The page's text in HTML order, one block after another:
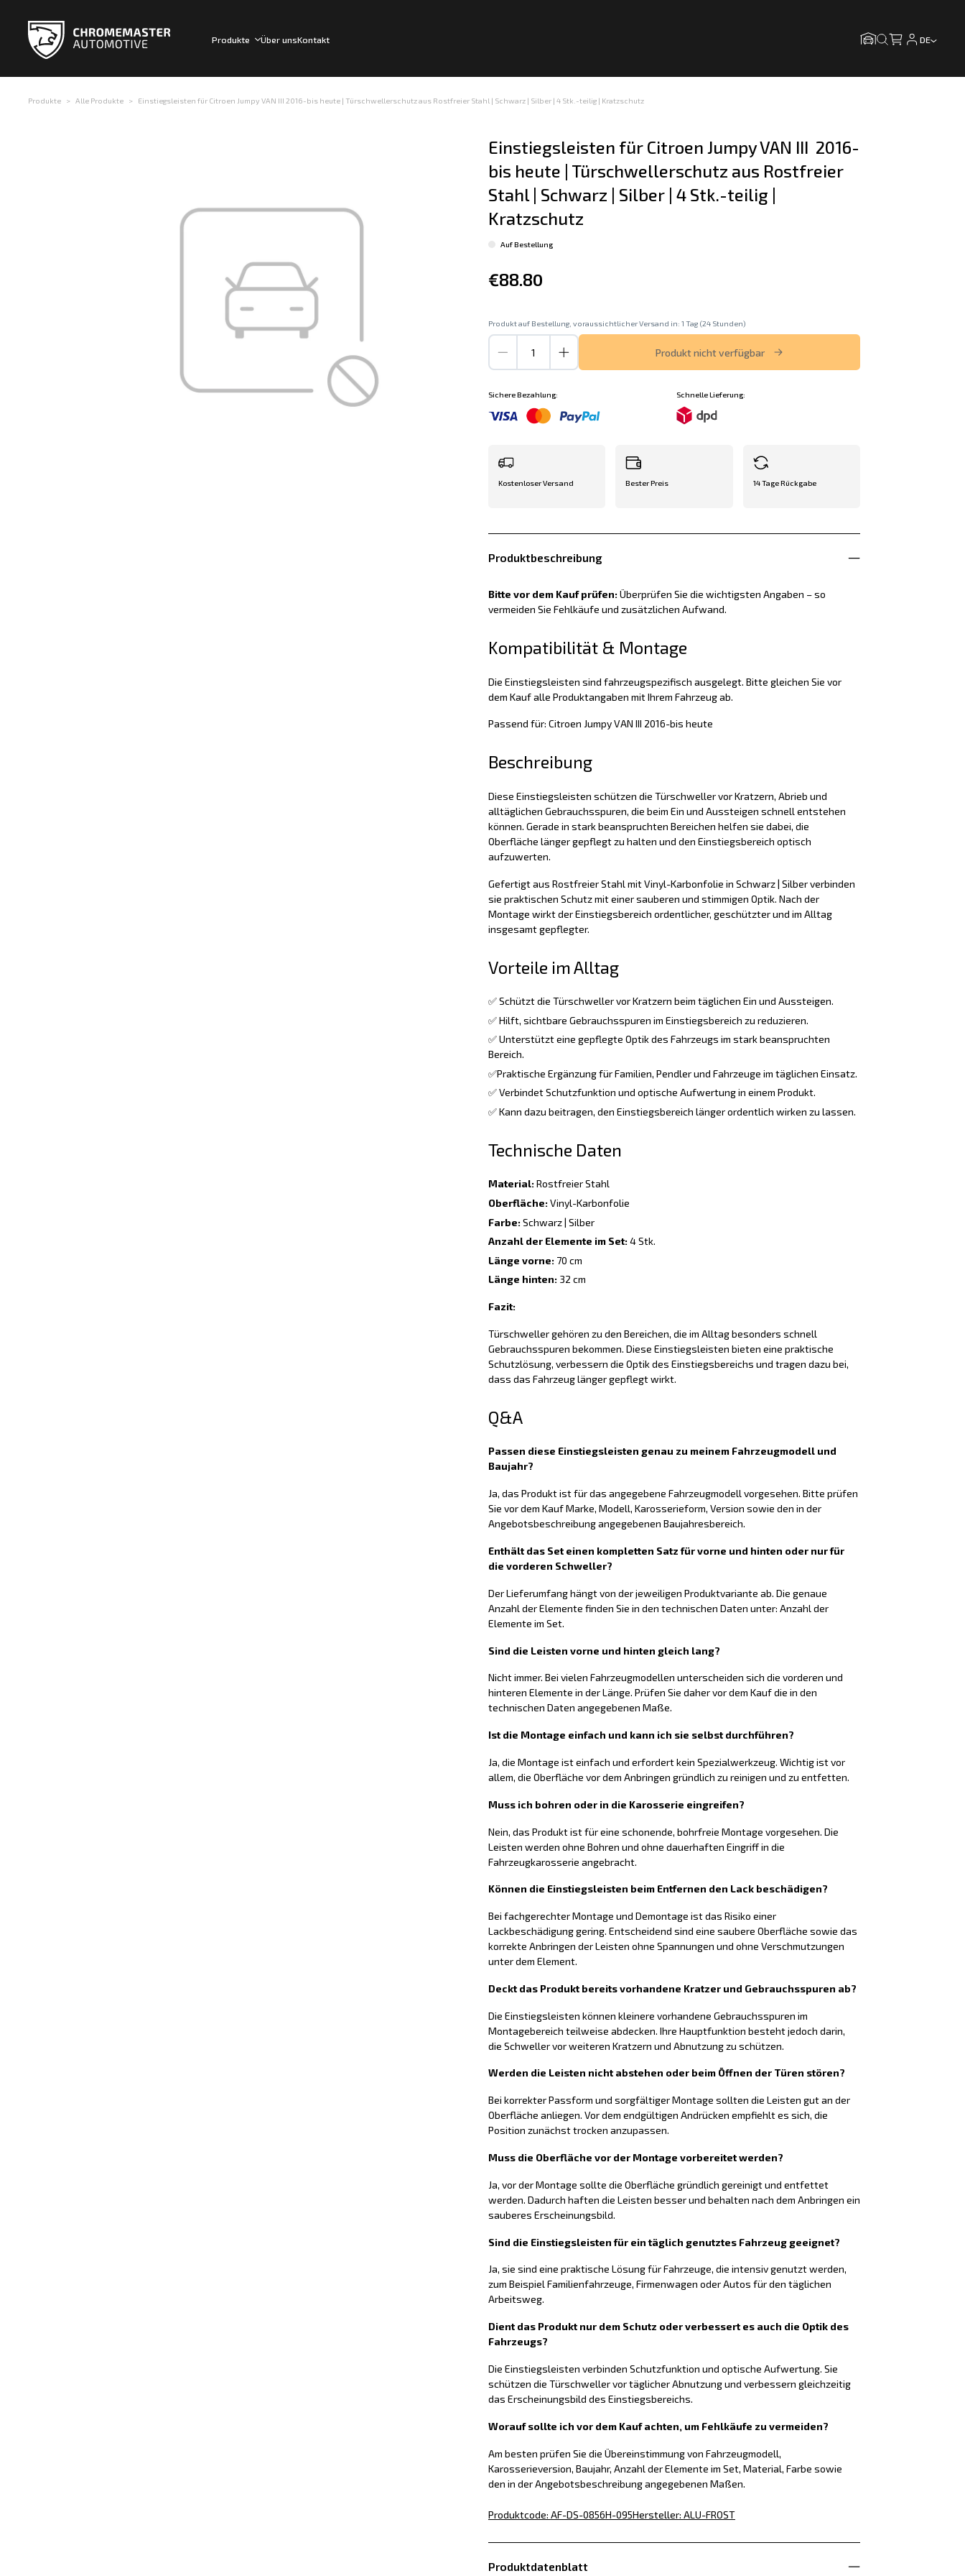
Produkte Über unsKontakt DE
Produkte Alle Produkte Einstiegsleisten für Citroen Jumpy VAN III 2016-bis heute | Türschwellerschutz aus Rostfreier Stahl | Schwarz | Silber | 4 Stk.-teilig | Kratzschutz
Einstiegsleisten für Citroen Jumpy VAN III  2016-
bis heute | Türschwellerschutz aus Rostfreier
Stahl | Schwarz | Silber | 4 Stk.-teilig |
Kratzschutz
Auf Bestellung
€88.80
Produkt auf Bestellung, voraussichtlicher Versand in: 1 Tag (24 Stunden)
Produkt nicht verfügbar
Sichere Bezahlung: Schnelle Lieferung:
Kostenloser Versand Bester Preis 14 Tage Rückgabe
Produktbeschreibung
Bitte vor dem Kauf prüfen:Überprüfen Sie die wichtigsten Angaben – so
vermeiden Sie Fehlkäufe und zusätzlichen Aufwand.
Kompatibilität & Montage
Die Einstiegsleisten sind fahrzeugspezifisch ausgelegt. Bitte gleichen Sie vor
dem Kauf alle Produktangaben mit Ihrem Fahrzeug ab.
Passend für: Citroen Jumpy VAN III 2016-bis heute
Beschreibung
Diese Einstiegsleisten schützen die Türschweller vor Kratzern, Abrieb und
alltäglichen Gebrauchsspuren, die beim Ein und Aussteigen schnell entstehen
können. Gerade in stark beanspruchten Bereichen helfen sie dabei, die
Oberfläche länger gepflegt zu halten und den Einstiegsbereich optisch
aufzuwerten.
Gefertigt aus Rostfreier Stahl mit Vinyl-Karbonfolie in Schwarz | Silber verbinden
sie praktischen Schutz mit einer sauberen und stimmigen Optik. Nach der
Montage wirkt der Einstiegsbereich ordentlicher, geschützter und im Alltag
insgesamt gepflegter.
Vorteile im Alltag
✅ Schützt die Türschweller vor Kratzern beim täglichen Ein und Aussteigen.
✅ Hilft, sichtbare Gebrauchsspuren im Einstiegsbereich zu reduzieren.
✅ Unterstützt eine gepflegte Optik des Fahrzeugs im stark beanspruchten
Bereich.
✅Praktische Ergänzung für Familien, Pendler und Fahrzeuge im täglichen Einsatz.
✅ Verbindet Schutzfunktion und optische Aufwertung in einem Produkt.
✅ Kann dazu beitragen, den Einstiegsbereich länger ordentlich wirken zu lassen.
Technische Daten
Material:Rostfreier Stahl
Oberfläche:Vinyl-Karbonfolie
Farbe:Schwarz | Silber
Anzahl der Elemente im Set:4 Stk.
Länge vorne:70 cm
Länge hinten:32 cm
Fazit:
Türschweller gehören zu den Bereichen, die im Alltag besonders schnell
Gebrauchsspuren bekommen. Diese Einstiegsleisten bieten eine praktische
Schutzlösung, verbessern die Optik des Einstiegsbereichs und tragen dazu bei,
dass das Fahrzeug länger gepflegt wirkt.
Q&A
Passen diese Einstiegsleisten genau zu meinem Fahrzeugmodell und
Baujahr?
Ja, das Produkt ist für das angegebene Fahrzeugmodell vorgesehen. Bitte prüfen
Sie vor dem Kauf Marke, Modell, Karosserieform, Version sowie den in der
Angebotsbeschreibung angegebenen Baujahresbereich.
Enthält das Set einen kompletten Satz für vorne und hinten oder nur für
die vorderen Schweller?
Der Lieferumfang hängt von der jeweiligen Produktvariante ab. Die genaue
Anzahl der Elemente finden Sie in den technischen Daten unter: Anzahl der
Elemente im Set.
Sind die Leisten vorne und hinten gleich lang?
Nicht immer. Bei vielen Fahrzeugmodellen unterscheiden sich die vorderen und
hinteren Elemente in der Länge. Prüfen Sie daher vor dem Kauf die in den
technischen Daten angegebenen Maße.
Ist die Montage einfach und kann ich sie selbst durchführen?
Ja, die Montage ist einfach und erfordert kein Spezialwerkzeug. Wichtig ist vor
allem, die Oberfläche vor dem Anbringen gründlich zu reinigen und zu entfetten.
Muss ich bohren oder in die Karosserie eingreifen?
Nein, das Produkt ist für eine schonende, bohrfreie Montage vorgesehen. Die
Leisten werden ohne Bohren und ohne dauerhaften Eingriff in die
Fahrzeugkarosserie angebracht.
Können die Einstiegsleisten beim Entfernen den Lack beschädigen?
Bei fachgerechter Montage und Demontage ist das Risiko einer
Lackbeschädigung gering. Entscheidend sind eine saubere Oberfläche sowie das
korrekte Anbringen der Leisten ohne Spannungen und ohne Verschmutzungen
unter dem Element.
Deckt das Produkt bereits vorhandene Kratzer und Gebrauchsspuren ab?
Die Einstiegsleisten können kleinere vorhandene Gebrauchsspuren im
Montagebereich teilweise abdecken. Ihre Hauptfunktion besteht jedoch darin,
die Schweller vor weiteren Kratzern und Abnutzung zu schützen.
Werden die Leisten nicht abstehen oder beim Öffnen der Türen stören?
Bei korrekter Passform und sorgfältiger Montage sollten die Leisten gut an der
Oberfläche anliegen. Vor dem endgültigen Andrücken empfiehlt es sich, die
Position zunächst trocken anzupassen.
Muss die Oberfläche vor der Montage vorbereitet werden?
Ja, vor der Montage sollte die Oberfläche gründlich gereinigt und entfettet
werden. Dadurch haften die Leisten besser und behalten nach dem Anbringen ein
sauberes Erscheinungsbild.
Sind die Einstiegsleisten für ein täglich genutztes Fahrzeug geeignet?
Ja, sie sind eine praktische Lösung für Fahrzeuge, die intensiv genutzt werden,
zum Beispiel Familienfahrzeuge, Firmenwagen oder Autos für den täglichen
Arbeitsweg.
Dient das Produkt nur dem Schutz oder verbessert es auch die Optik des
Fahrzeugs?
Die Einstiegsleisten verbinden Schutzfunktion und optische Aufwertung. Sie
schützen die Türschweller vor täglicher Abnutzung und verbessern gleichzeitig
das Erscheinungsbild des Einstiegsbereichs.
Worauf sollte ich vor dem Kauf achten, um Fehlkäufe zu vermeiden?
Am besten prüfen Sie die Übereinstimmung von Fahrzeugmodell,
Karosserieversion, Baujahr, Anzahl der Elemente im Set, Material, Farbe sowie
den in der Angebotsbeschreibung angegebenen Maßen.
Produktcode: AF-DS-0856H-095Hersteller: ALU-FROST
Produktdatenblatt